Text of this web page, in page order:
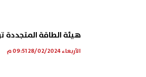
هيئة الطاقة المتجددة
الأربعاء 28/02/2024 09:51 م